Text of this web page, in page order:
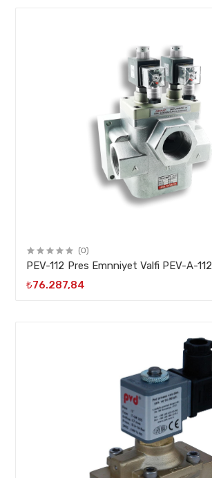
(0)
PEV-112 Pres Emnniyet Valfi PEV-A-112
₺76.287,84